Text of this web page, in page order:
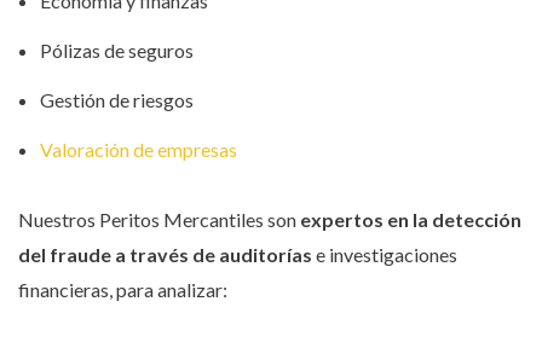
Pólizas de seguros
Gestión de riesgos
Valoración de empresas
Nuestros Peritos Mercantiles son expertos en la detección
del fraude a través de auditorías e investigaciones
financieras, para analizar: